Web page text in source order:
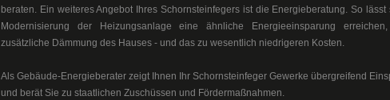
beraten. Ein weiteres Angebot Ihres Schornsteinfegers ist die Energieberatung. So lässt
Modernisierung der Heizungsanlage eine ähnliche Energieeinsparung
zusätzliche Dämmung des Hauses - und das zu wesentlich niedrigeren Kosten.
Als Gebäude-Energieberater zeigt Ihnen Ihr Schornsteinfeger Gewerke übergreifend
und berät Sie zu staatlichen Zuschüssen und Fördermaßnahmen.